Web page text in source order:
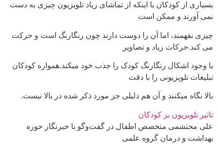
بسیاری از کودکان با اینکه از تماشای زیاد تلویزیون چیزی به دست
نمی آورند و ممکن است
چیزی نفهمند، اما آن را دوست دارند چون رنگارنگ است و حرکت
می کند.حرکات زیاد و تصاویر
با وجود اشکال رنگارنگ کودک را جذب خود میکند.همواره کودکان
تبلیغات تلویزیونی را با دقت
بالا نگاه میکنند و آن هم دلیلی جز مورد ذکر شده در بالا نیست.
تاثیر تلویزیون بر کودکان
علی محتشمی متخصص اطفال در گفت‌وگو با خبرنگار حوزه
بهداشت و درمان گروه علمی